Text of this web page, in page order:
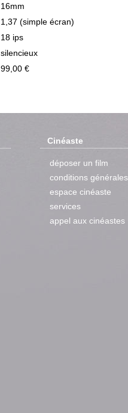
16mm
1,37 (simple écran)
18 ips
silencieux
99,00 €
Cinéaste
déposer un film
conditions générales
espace cinéaste
services
appel aux cinéastes